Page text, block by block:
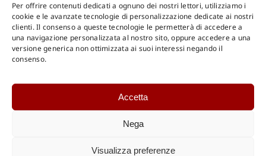
Per offrire contenuti dedicati a ognuno dei nostri lettori, utilizziamo i
cookie e le avanzate tecnologie di personalizzazione dedicate ai nostri
clienti. Il consenso a queste tecnologie le permetterà di accedere a
una navigazione personalizzata al nostro sito, oppure accedere a una
versione generica non ottimizzata ai suoi interessi negando il
consenso.
Accetta
Nega
Visualizza preferenze
Shop Gangemi Editore-Pagamenti Sicuri e anche Rateali
Catalogo Online
Catalogo Internazionale
DOWNLOAD
Catalogo Internazionale